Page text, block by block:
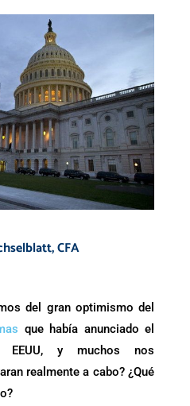
, CFA
del gran optimismo del
que había anunciado el
EEUU, y muchos nos
realmente a cabo? ¿Qué